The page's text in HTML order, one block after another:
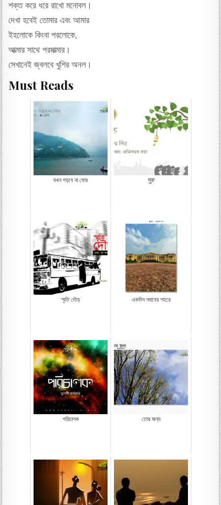
শক্ত করে ধরে রাখো মনোবল।
দেখা হবেই তোমার এবং আমার
ইহলোকে কিংবা পরলোকে,
আত্মার সাথে পরমাত্মার।
সেখানেই জ্বলবে খুশির অনল।
Must Reads
যখন পড়বে না মোর गुरु
স্মৃতি দৌড় একদিন নবাবের শহরে
পরিচালক তোর জন্য